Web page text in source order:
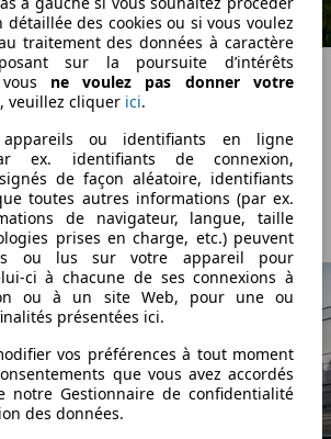
détaillée des cookies ou si vous voulez
traitement des données à caractère
sur la poursuite d’intérêts
ne voulez pas donner votre
, veuillez cliquer ici.
appareils ou identifiants en ligne
ex. identifiants de connexion,
de façon aléatoire, identifiants
toutes autres informations (par ex.
de navigateur, langue, taille
prises en charge, etc.) peuvent
ou lus sur votre appareil pour
ci à chacune de ses connexions à
ou à un site Web, pour une ou
présentées ici.
vos préférences à tout moment
que vous avez accordés
notre Gestionnaire de confidentialité
des données.
L » de long…et de luxe ! (2026)La
est une hypercar qui ne fait rien